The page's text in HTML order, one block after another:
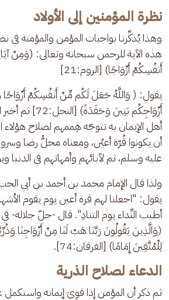
نظرة المؤمنين إلى الأولاد
وهذا يُذكِّرنا بواجبات المؤمن والمؤمنة في
هذه الآية للرحمن سبحانه وتعالى: (وَمِنْ
أَنفُسِكُمْ أَزْوَاجًا) [الروم:21]
يقول: ( وَاللَّهُ جَعَلَ لَكُم مِّنْ أَنفُسِكُمْ
أَزْوَاجِكُم بَنِينَ
أهل الإيمان به تتوجّه هِممهم لصلاح هؤلاء
أن يكونوا قُرّة أعيُن، ومعناه محلُّ رضا
عليه وسلم، ثم لآبائهم وأمهاتهم في الدنيا
ولذا قال الإمام محمد بن أحمد بن أبي الحب
يقول: "اجعلنا لهم قرة أعين يوم يقوم
أطيب النِّداء يوم التنادِ". قال -جلّ جلاله-
(وَالَّذِينَ يَقُولُونَ رَبَّنَا هَبْ لَنَا مِنْ أَزْوَاجِنَا
لِلْمُتَّقِينَ إِمَامًا) [الفرقان:74].
الدعاء لصلاح الذرية
ثم ذكر أن المؤمن إذا قوِيَ إيمانه واستكمل